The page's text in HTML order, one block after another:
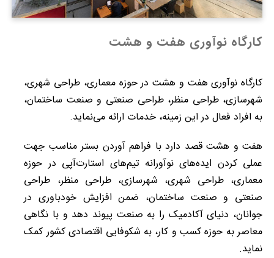
کارگاه نوآوری هفت و هشت
کارگاه نوآوری هفت و هشت در حوزه معماری، طراحی شهری،
شهرسازی، طراحی منظر، طراحی صنعتی و صنعت ساختمان،
به افراد فعال در این زمینه، خدمات ارائه می‏‌نماید.
هفت و هشت قصد دارد با فراهم آوردن بستر مناسب جهت
عملی کردن ایده‏‌های نوآورانه تیم‌‏های استارت‏‌آپی در حوزه
معماری، طراحی شهری، شهرسازی، طراحی منظر، طراحی
صنعتی و صنعت ساختمان، ضمن افزایش خودباوری در
جوانان، دنیای آکادمیک را به صنعت پیوند دهد و با نگاهی
معاصر به حوزه کسب و کار، به شکوفایی اقتصادی کشور کمک
نماید.